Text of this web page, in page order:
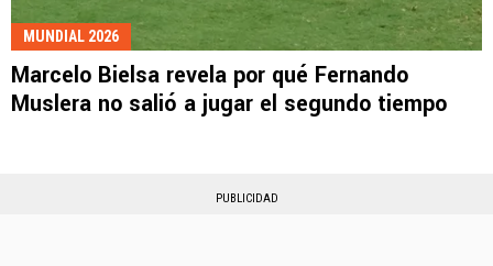
MUNDIAL 2026
Marcelo Bielsa revela por qué Fernando
Muslera no salió a jugar el segundo tiempo
PUBLICIDAD